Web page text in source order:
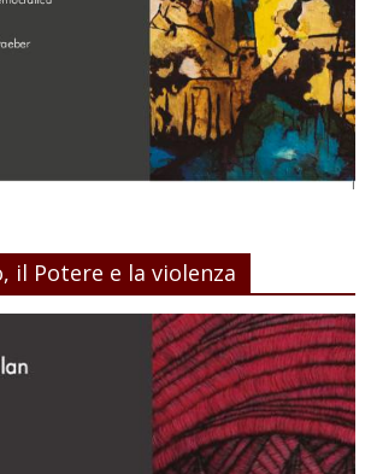
il Potere e la violenza